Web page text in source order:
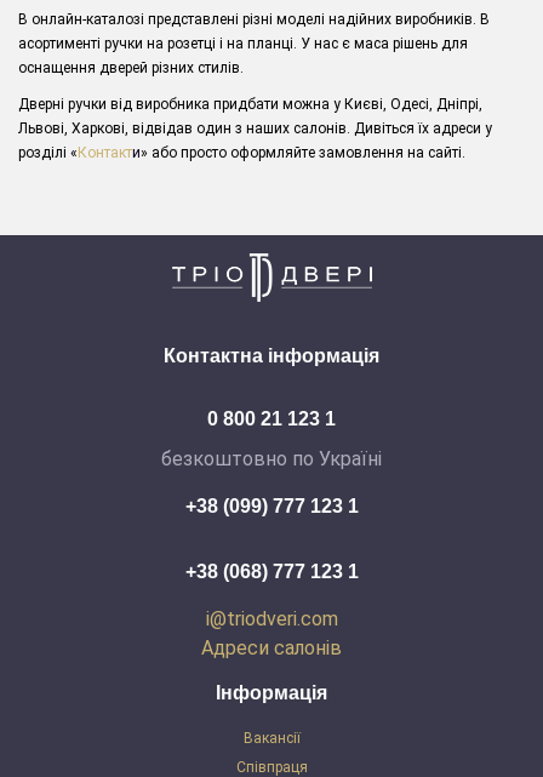
В онлайн-каталозі представлені різні моделі надійних виробників. В
асортименті ручки на розетці і на планці. У нас є маса рішень для
оснащення дверей різних стилів.
Дверні ручки від виробника придбати можна у Києві, Одесі, Дніпрі,
Львові, Харкові, відвідав один з наших салонів. Дивіться їх адреси у
розділі «Контакти» або просто оформляйте замовлення на сайті.
Інформація
Вакансії
Співпраця
Контактна інформація
0 800 21 123 1
безкоштовно по Україні
+38 (099) 777 123 1
+38 (068) 777 123 1
i@triodveri.com
Адреси салонів